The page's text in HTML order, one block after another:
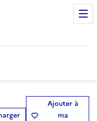
Ajouter à
ma